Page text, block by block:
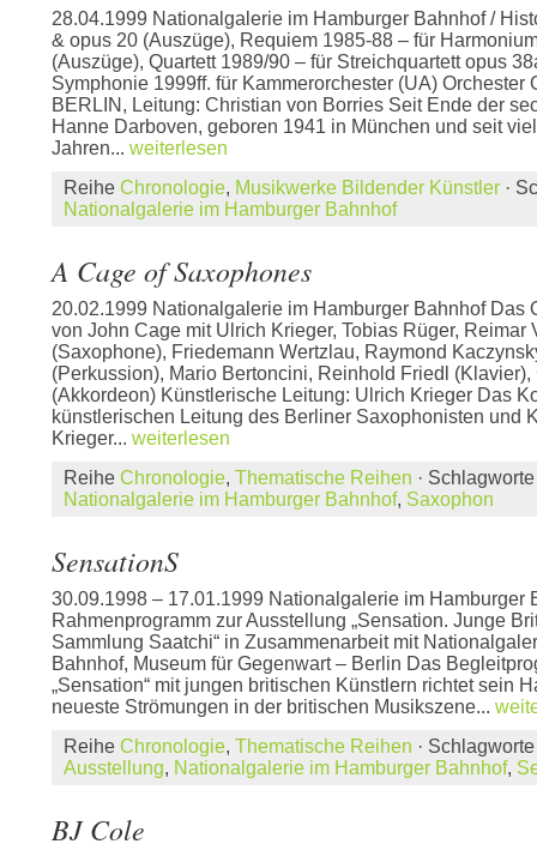
28.04.1999 Nationalgalerie im Hamburger Bahnhof /
& opus 20 (Auszüge), Requiem 1985-88 – für
(Auszüge), Quartett 1989/90 – für Streichquartett opus
Symphonie 1999ff. für Kammerorchester (UA) Orchester
BERLIN, Leitung: Christian von Borries Seit Ende der
Hanne Darboven, geboren 1941 in München und seit
Jahren... weiterlesen
Reihe Chronologie, Musikwerke Bildender Künstler ·
Nationalgalerie im Hamburger Bahnhof
A Cage of Saxophones
20.02.1999 Nationalgalerie im Hamburger Bahnhof Das
von John Cage mit Ulrich Krieger, Tobias Rüger, Reimar
(Saxophone), Friedemann Wertzlau, Raymond
(Perkussion), Mario Bertoncini, Reinhold Friedl (Klavier),
(Akkordeon) Künstlerische Leitung: Ulrich Krieger Das
künstlerischen Leitung des Berliner Saxophonisten und
Krieger... weiterlesen
Reihe Chronologie, Thematische Reihen ·
Nationalgalerie im Hamburger Bahnhof, Saxophon
SensationS
30.09.1998 – 17.01.1999 Nationalgalerie im Hamburger
Rahmenprogramm zur Ausstellung „Sensation. Junge
Sammlung Saatchi“ in Zusammenarbeit mit
Bahnhof, Museum für Gegenwart – Berlin Das
„Sensation“ mit jungen britischen Künstlern richtet sein
neueste Strömungen in der britischen Musikszene...
Reihe Chronologie, Thematische Reihen ·
Ausstellung, Nationalgalerie im Hamburger Bahnhof,
BJ Cole